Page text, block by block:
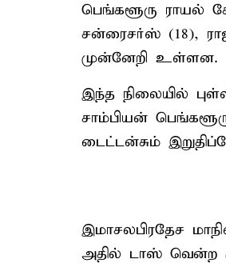
பெங்களூரு ராயல்
சன்ரைசர்ஸ் (18),
முன்னேறி உள்ளன.
இந்த நிலையில்
சாம்பியன்
டைட்டன்சும்
இமாசலபிரதேச
அதில் டாஸ் வென்ற